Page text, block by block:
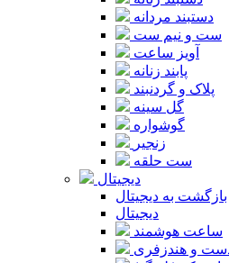
دستبند مردانه
ست و نیم ست
آویز ساعت
پابند زنانه
پلاک و گردنبند
گل سینه
گوشواره
زنجیر
ست حلقه
دیجیتال
بازگشت به دیجیتال
دیجیتال
ساعت هوشمند
و هندزفری